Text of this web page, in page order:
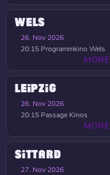
WELS
26. Nov 2026
20:15 Programmkino Wels
MORE
LEIPZIG
26. Nov 2026
20:15 Passage Kinos
MORE
SITTARD
27. Nov 2026